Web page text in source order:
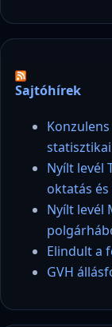
Sajtóhírek
Nyílt levél
oktatás
Nyílt levél
Elindult a
GVH